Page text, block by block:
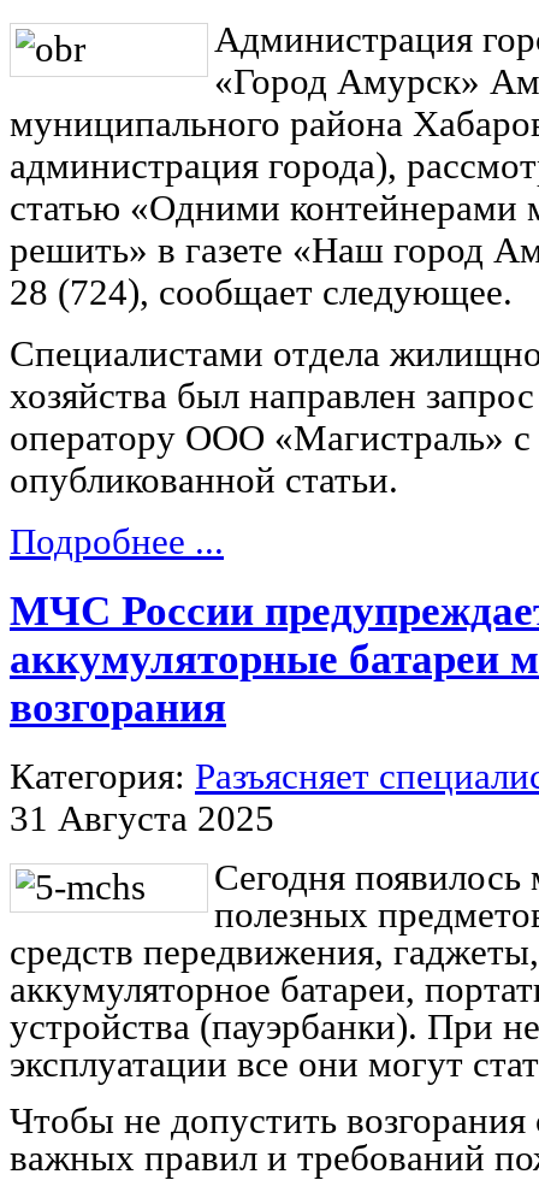
Администрация
«Город Амурск»
муниципального района
администрация города),
статью «Одними контейнерами
решить» в газете «Наш город
28 (724), сообщает следующее.
Специалистами отдела
хозяйства был направлен
оператору ООО «Магистраль»
опубликованной статьи.
Подробнее ...
МЧС России
аккумуляторные батареи
возгорания
Категория: Разъясняет
31 Августа 2025
Сегодня
полезных
средств передвижения,
аккумуляторное батареи,
устройства (пауэрбанки). При
эксплуатации все они могут
Чтобы не допустить возгорания
важных правил и требований